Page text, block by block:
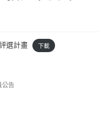
選計畫 下載
公告